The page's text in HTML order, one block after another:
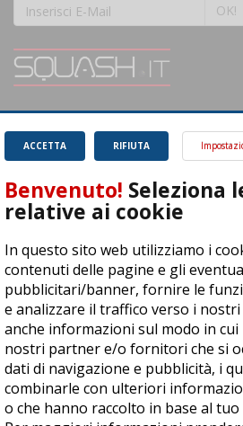
OK!
SQUASH.it: Il punto di riferimento
magnifico sport.
Leggi
RIFIUTA
ACCETTA
Benvenuto! Seleziona
relative ai cookie
In questo sito web utilizziamo i
contenuti delle pagine e gli
pubblicitari/banner, fornire le
e analizzare il traffico verso i
anche informazioni sul modo in
nostri partner e/o fornitori che si
dati di navigazione e pubblicità, i
combinarle con ulteriori
o che hanno raccolto in base al
ASD Let's Sport - Via T. Olivelli 3, 25014
04278030988
© Copyright 2015 | All Rights Reserved -
Privacy Policy Cookie Policy